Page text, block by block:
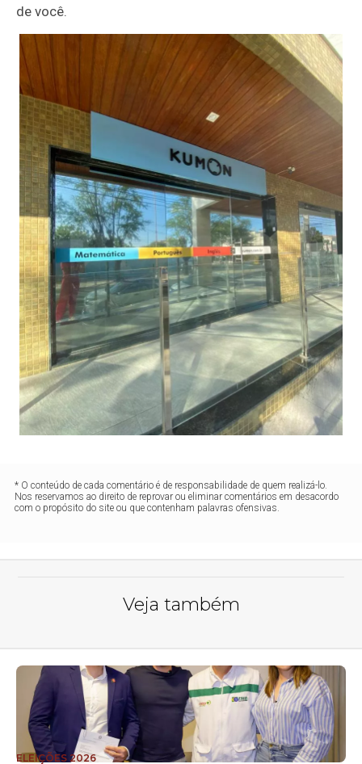
de você.
* O conteúdo de cada comentário é de responsabilidade de quem realizá-lo.
Nos reservamos ao direito de reprovar ou eliminar comentários em desacordo
com o propósito do site ou que contenham palavras ofensivas.
Veja também
ELEIÇÕES 2026